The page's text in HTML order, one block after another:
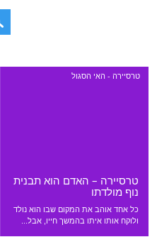
לתוכן
טרסיירה - האי הסגול
טרסיירה – האדם הוא תבנית
נוף מולדתו
כל אחד אוהב את המקום שבו הוא נולד
ולוקח אותו איתו בהמשך חייו, אבל...